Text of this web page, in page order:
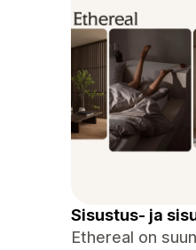
Sisustus- ja
Ethereal on